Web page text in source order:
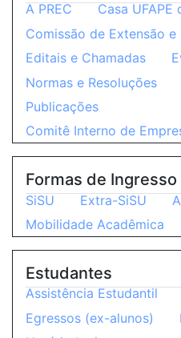
A PREC
Casa
Comissão de Extensão e
Editais e Chamadas
Normas e Resoluções
Publicações
Comitê Interno de
Formas de Ingresso
SiSU Extra-SiSU
Mobilidade Acadêmica
Estudantes
Assistência Estudantil
Egressos (ex-alunos)